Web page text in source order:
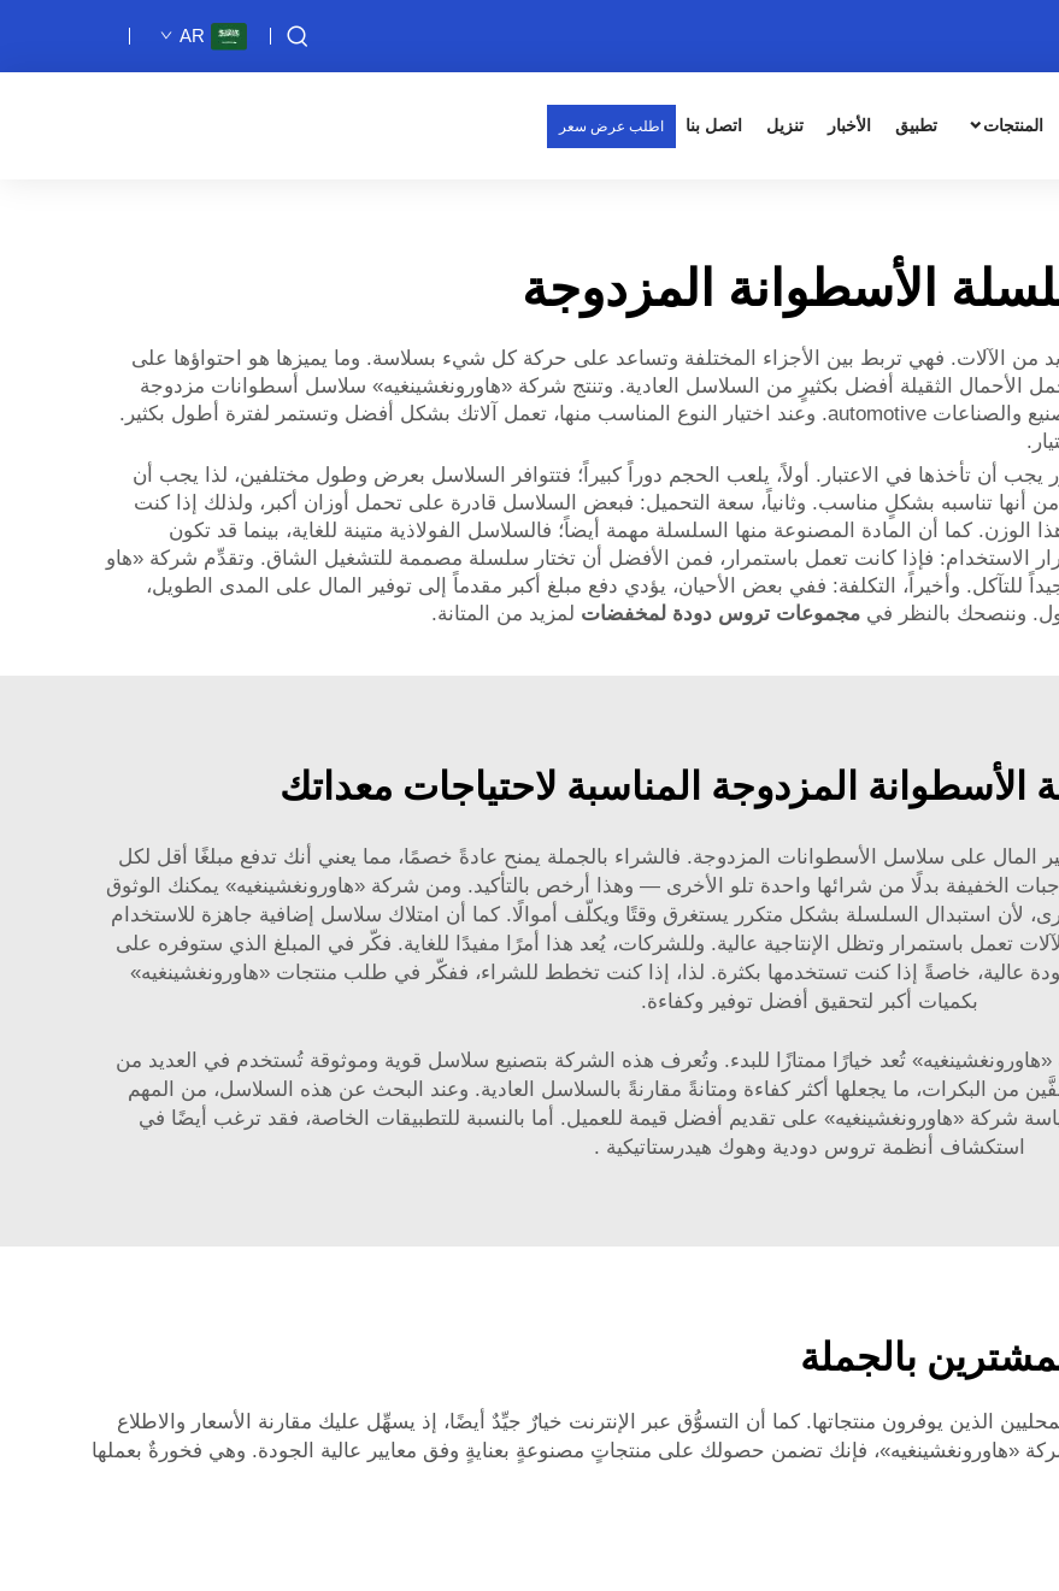
AR
المنتجات تطبيق الأخبار تنزيل اتصل بنا اطلب عرض سعر
الأسطوانة المزدوجة
من الآلات. فهي تربط بين الأجزاء المختلفة وتساعد على حركة كل شيء بسلاسة. وما يميزها هو احتواؤها على
الأحمال الثقيلة أفضل بكثيرٍ من السلاسل العادية. وتنتج شركة «هاورونغشينغيه» سلاسل أسطوانات مزدوجة
عالية الجودة تُستخدم في العديد من الصناعات مثل التصنيع والصناعات automotive. وعند اختيار النوع المناسب منها، تعمل آلاتك بشكل أفضل وتستمر لفترة أطول بكثير.
أن تأخذها في الاعتبار. أولاً، يلعب الحجم دوراً كبيراً؛ فتتوافر السلاسل بعرض وطول مختلفين، لذا يجب أن
أنها تناسبه بشكلٍ مناسب. وثانياً، سعة التحميل: فبعض السلاسل قادرة على تحمل أوزان أكبر، ولذلك إذا كنت
كما أن المادة المصنوعة منها السلسلة مهمة أيضاً؛ فالسلاسل الفولاذية متينة للغاية، بينما قد تكون
تكرار الاستخدام: فإذا كانت تعمل باستمرار، فمن الأفضل أن تختار سلسلة مصممة للتشغيل الشاق. وتقدِّم شركة «هاو
وأخيراً، التكلفة: ففي بعض الأحيان، يؤدي دفع مبلغ أكبر مقدماً إلى توفير المال على المدى الطويل،
وننصحك بالنظر في مجموعات تروس دودة لمخفضات لمزيد من المتانة.
الأسطوانة المزدوجة المناسبة لاحتياجات معداتك
المال على سلاسل الأسطوانات المزدوجة. فالشراء بالجملة يمنح عادةً خصمًا، مما يعني أنك تدفع مبلغًا أقل لكل
الخفيفة بدلًا من شرائها واحدة تلو الأخرى — وهذا أرخص بالتأكيد. ومن شركة «هاورونغشينغيه» يمكنك الوثوق
لأن استبدال السلسلة بشكل متكرر يستغرق وقتًا ويكلّف أموالًا. كما أن امتلاك سلاسل إضافية جاهزة للاستخدام
تعمل باستمرار وتظل الإنتاجية عالية. وللشركات، يُعد هذا أمرًا مفيدًا للغاية. فكّر في المبلغ الذي ستوفره على
عالية، خاصةً إذا كنت تستخدمها بكثرة. لذا، إذا كنت تخطط للشراء، ففكّر في طلب منتجات «هاورونغشينغيه»
بكميات أكبر لتحقيق أفضل توفير وكفاءة.
تُعد خيارًا ممتازًا للبدء. وتُعرف هذه الشركة بتصنيع سلاسل قوية وموثوقة تُستخدم في العديد من
من البكرات، ما يجعلها أكثر كفاءة ومتانةً مقارنةً بالسلاسل العادية. وعند البحث عن هذه السلاسل، من المهم
شركة «هاورونغشينغيه» على تقديم أفضل قيمة للعميل. أما بالنسبة للتطبيقات الخاصة، فقد ترغب أيضًا في
استكشاف
أنظمة تروس دودية وهوك هيدرستاتيكية .
بالجملة
الذين يوفرون منتجاتها. كما أن التسوُّق عبر الإنترنت خيارٌ جيِّدٌ أيضًا، إذ يسهِّل عليك مقارنة الأسعار والاطلاع
«هاورونغشينغيه»، فإنك تضمن حصولك على منتجاتٍ مصنوعةٍ بعنايةٍ وفق معايير عالية الجودة. وهي فخورةٌ بعملها